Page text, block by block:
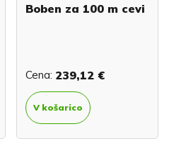
Boben za 100 m cevi
Cena: 239,12 €
V košarico